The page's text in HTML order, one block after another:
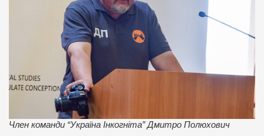
Член команди “Україна Інкогніта” Дмитро Полюхович